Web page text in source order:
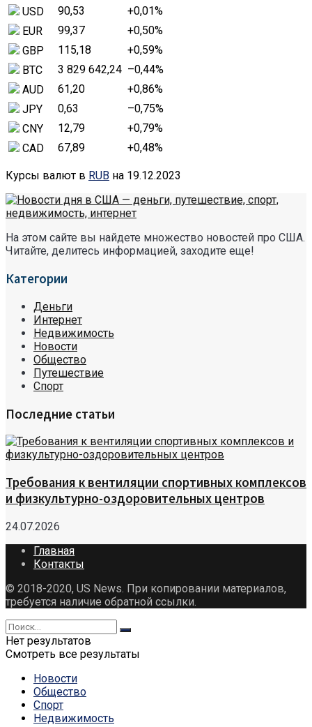
USD
90,53 +0,01%
EUR
99,37 +0,50%
GBP
115,18 +0,59%
BTC
3 829 642,24 –0,44%
AUD
61,20 +0,86%
JPY
0,63 –0,75%
CNY
12,79 +0,79%
CAD
67,89 +0,48%
Курсы валют в RUB на 19.12.2023
На этом сайте вы найдете множество новостей про США.
Читайте, делитесь информацией, заходите еще!
Категории
Деньги
Интернет
Недвижимость
Новости
Общество
Путешествие
Спорт
Последние статьи
Требования к вентиляции спортивных комплексов
и физкультурно-оздоровительных центров
24.07.2026
Главная
Контакты
© 2018-2020, US News. При копировании материалов,
требуется наличие обратной ссылки.
Нет результатов
Смотреть все результаты
Новости
Общество
Спорт
Недвижимость